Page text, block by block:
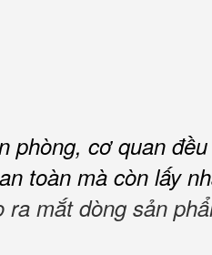
phòng, cơ quan
toàn mà còn lấy
ra mắt dòng sản